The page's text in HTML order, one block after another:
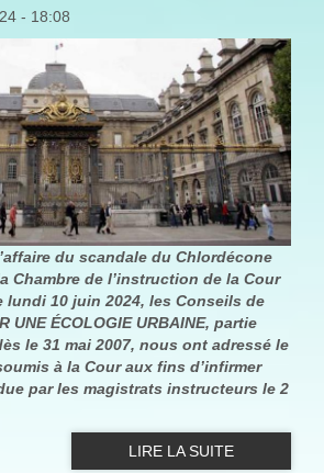
- 18:08
du scandale du Chlordécone
Chambre de l’instruction de la Cour
lundi 10 juin 2024, les Conseils de
UNE ÉCOLOGIE URBAINE, partie
le 31 mai 2007, nous ont adressé le
à la Cour aux fins d’infirmer
par les magistrats instructeurs le 2
LIRE LA SUITE